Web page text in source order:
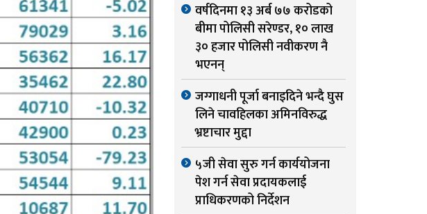
वर्षदिनमा १३ अर्ब ७७ करोडको
बीमा पोलिसी सरेण्डर, १० लाख
३० हजार पोलिसी नवीकरण नै
भएनन्
जग्गाधनी पूर्जा बनाइदिने भन्दै घुस
लिने चावहिलका अमिनविरुद्ध
भ्रष्टाचार मुद्दा
५जी सेवा सुरु गर्न कार्ययोजना
पेश गर्न सेवा प्रदायकलाई
प्राधिकरणको निर्देशन